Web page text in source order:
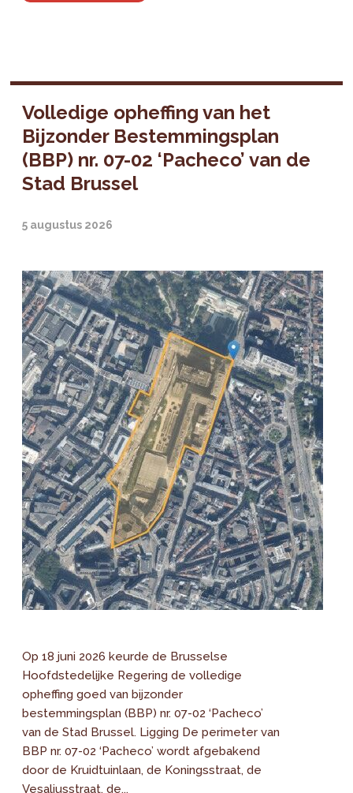
Volledige opheffing van het
Bijzonder Bestemmingsplan
(BBP) nr. 07-02 ‘Pacheco’ van de
Stad Brussel
5 augustus 2026
Op 18 juni 2026 keurde de Brusselse
Hoofdstedelijke Regering de volledige
opheffing goed van bijzonder
bestemmingsplan (BBP) nr. 07-02 ‘Pacheco’
van de Stad Brussel. Ligging De perimeter van
BBP nr. 07-02 ‘Pacheco’ wordt afgebakend
door de Kruidtuinlaan, de Koningsstraat, de
Vesaliusstraat, de...